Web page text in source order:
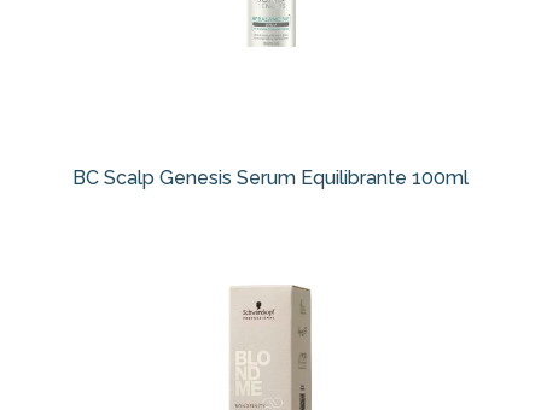
BC Scalp Genesis Serum Equilibrante 100ml